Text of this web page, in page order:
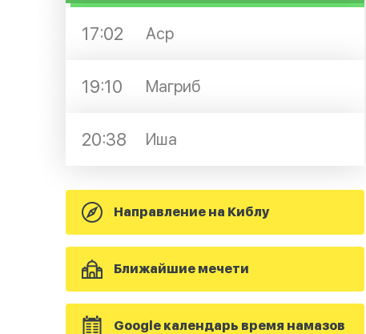
17:02 Аср
19:10 Магриб
20:38 Иша
Направление на Киблу
Ближайшие мечети
Google календарь время намазов